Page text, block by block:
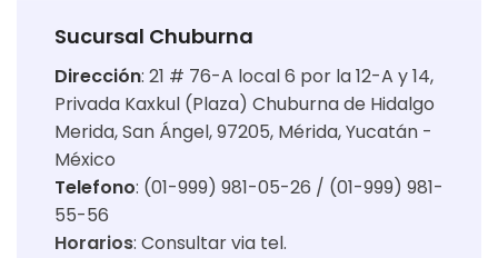
Sucursal Chuburna
Dirección: 21 # 76-A local 6 por la 12-A y 14,
Privada Kaxkul (Plaza) Chuburna de Hidalgo
Merida, San Ángel, 97205, Mérida, Yucatán -
México
Telefono: (01-999) 981-05-26 / (01-999) 981-
55-56
Horarios: Consultar via tel.